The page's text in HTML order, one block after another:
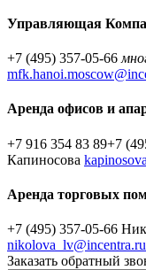
Управляющая
+7 (495) 357-05-66
Аренда офисов и
+7 916 354 83 89+7
Капиносова
Аренда торговых
+7 (495) 357-05-66
nikolova_lv@incentra.ru
Заказать обратный